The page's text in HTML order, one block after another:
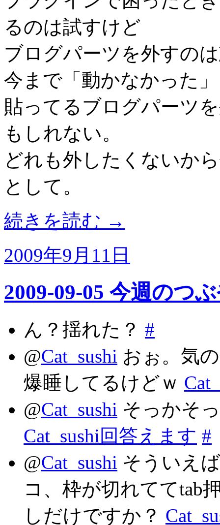
るのは試すけど
ブログパーツを外すの
今まで「動かなかった
貼ってるブログパーツ
もしれない。
どれも外したくないか
として。
続きを読む →
2009年9月11日
2009-09-05 今週のつ
ん？揺れた？ #
@Cat_sushi おぉ。気
爆睡してるけどｗ
@Cat_sushi そっかそ
Cat_sushi回答えます #
@Cat_sushi そういえ
コ、枠が切れててtab
しだけですか？